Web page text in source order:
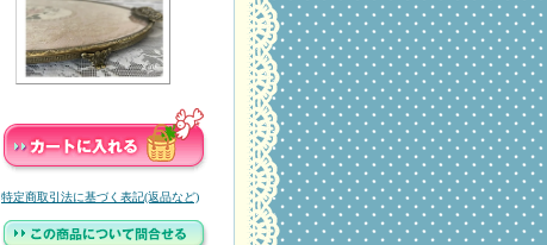
特定商取引法に基づく表記(返品など)